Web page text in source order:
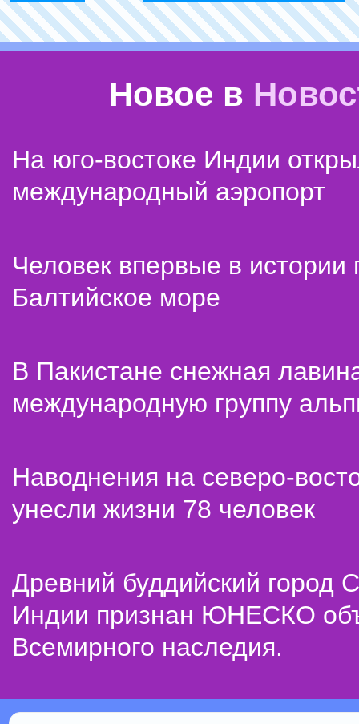
Новое в
На юго-востоке Индии
международный аэропорт
Человек впервые в истории
Балтийское море
В Пакистане снежная
международную группу
Наводнения на северо-
унесли жизни 78 человек
Древний буддийский город
Индии признан ЮНЕСКО
Всемирного наследия.